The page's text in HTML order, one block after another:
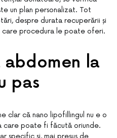
un plan personalizat. Tot
despre durata recuperării și
procedura le poate oferi.
abdomen la
pas
clar că nano lipofillingul nu e o
care poate fi făcută oriunde.
specific și, mai presus de